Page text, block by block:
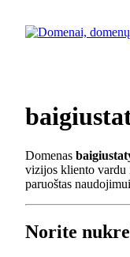
Domenas
vizijos kliento vardu
paruoštas
Norite